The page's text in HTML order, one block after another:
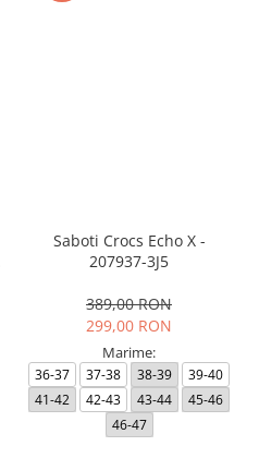
Saboti Crocs Echo X -
207937-3J5
389,00 RON
299,00 RON
Marime:
36-37 37-38 38-39
39-40
41-42
42-43 43-44
45-46
46-47